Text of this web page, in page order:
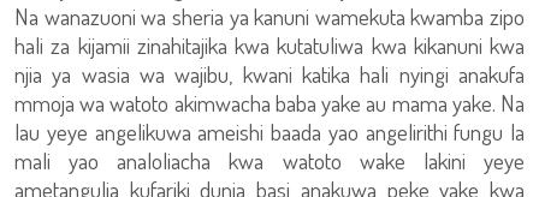
Na wanazuoni wa sheria ya kanuni wamekuta kwamba zipo
hali za kijamii zinahitajika kwa kutatuliwa kwa kikanuni kwa
njia ya wasia wa wajibu, kwani katika hali nyingi anakufa
mmoja wa watoto akimwacha baba yake au mama yake. Na
lau yeye angelikuwa ameishi baada yao angelirithi fungu la
mali yao analoliacha kwa watoto wake lakini yeye
ametangulia kufariki dunia basi anakuwa peke yake kwa